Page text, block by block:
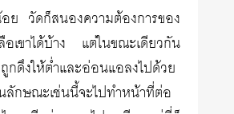
อย วัดก็สนองความต้องการของ
เขาได้บ้าง แต่ในขณะเดียวกัน
กดึงให้ต่ำและอ่อนแอลงไปด้วย
ลักษณะเช่นนี้จะไปทำหน้าที่ต่อ